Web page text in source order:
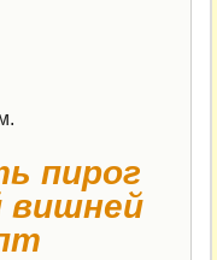
пирог
вишней